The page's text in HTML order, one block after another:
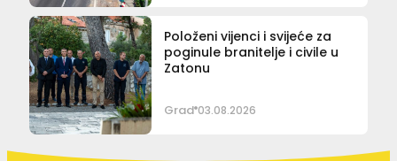
Položeni vijenci i svijeće za
poginule branitelje i civile u
Zatonu
Grad 03.08.2026